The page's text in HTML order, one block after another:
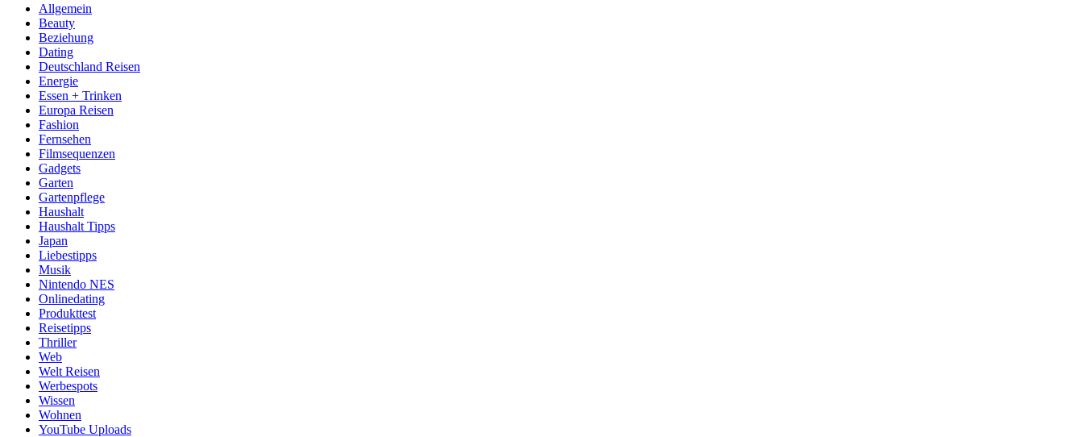
Allgemein
Beauty
Beziehung
Dating
Deutschland Reisen
Energie
Essen + Trinken
Europa Reisen
Fashion
Fernsehen
Filmsequenzen
Gadgets
Garten
Gartenpflege
Haushalt
Haushalt Tipps
Japan
Liebestipps
Musik
Nintendo NES
Onlinedating
Produkttest
Reisetipps
Thriller
Web
Welt Reisen
Werbespots
Wissen
Wohnen
YouTube Uploads